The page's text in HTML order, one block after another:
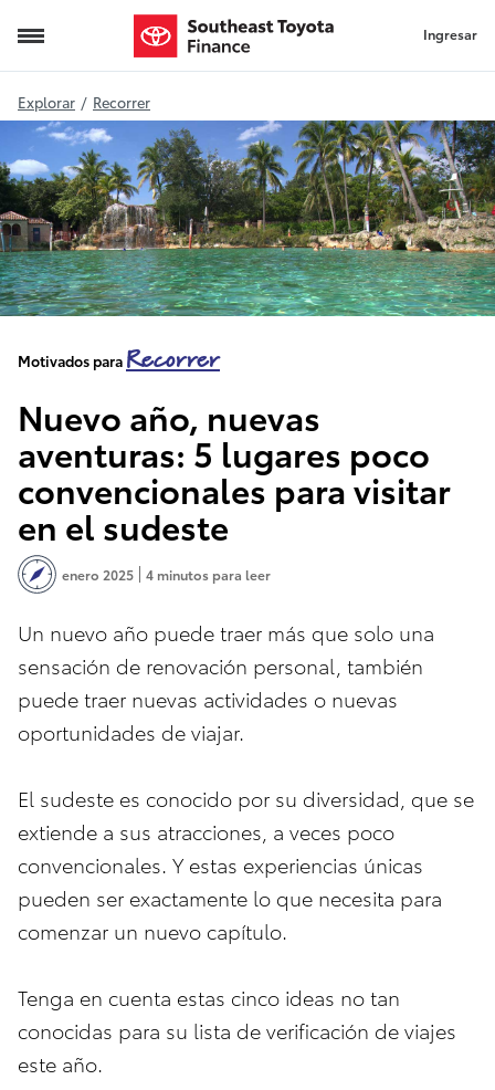
Nuevo año, nuevas aventuras Ingresar
Explorar / Recorrer
Motivados paraRecorrer
Nuevo año, nuevas
aventuras: 5 lugares poco
convencionales para visitar
en el sudeste
enero 2025 4 minutos para leer
Un nuevo año puede traer más que solo una
sensación de renovación personal, también
puede traer nuevas actividades o nuevas
oportunidades de viajar.
El sudeste es conocido por su diversidad, que se
extiende a sus atracciones, a veces poco
convencionales. Y estas experiencias únicas
pueden ser exactamente lo que necesita para
comenzar un nuevo capítulo.
Tenga en cuenta estas cinco ideas no tan
conocidas para su lista de verificación de viajes
este año.